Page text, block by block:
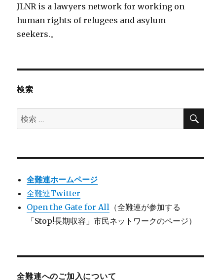
JLNR is a lawyers network for working on
human rights of refugees and asylum
seekers.。
検索
検
索:
検
全難連ホームページ
全難連Twitter
Open the Gate for All （全難連が参加する
「Stop!長期収容」市民ネットワークのページ）
全難連へのご加入について